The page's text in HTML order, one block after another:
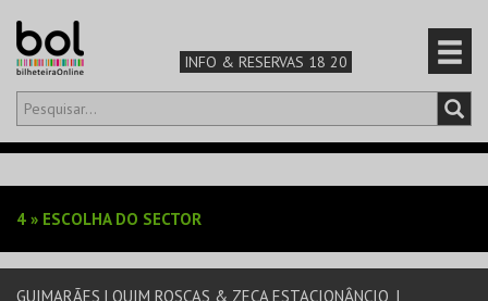
INFO & RESERVAS 18 20
Olá,iniciar sessão
TEATRO & ARTE
4 » ESCOLHA DO SECTOR
GUIMARÃES | QUIM ROSCAS & ZECA ESTACIONÂNCIO |